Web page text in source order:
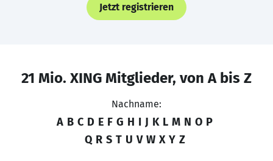
Jetzt registrieren
21 Mio. XING Mitglieder, von A bis Z
Nachname:
A B C D E F G H I J K L M N O P
Q R S T U V W X Y Z